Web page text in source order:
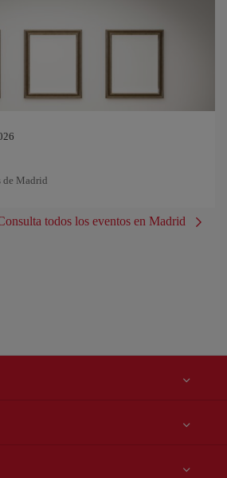
de Madrid
todos los eventos en Madrid